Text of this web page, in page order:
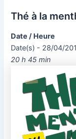
Thé à la
Date / Heure
Date(s) - 28/04/
20 h 45 min